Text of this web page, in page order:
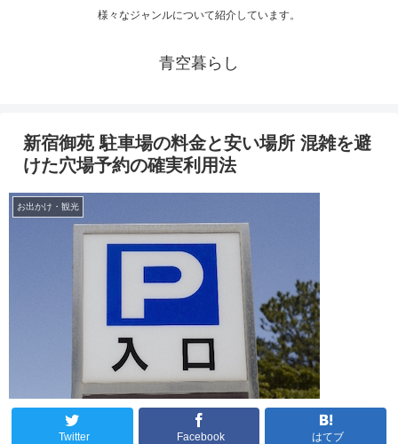
様々なジャンルについて紹介しています。
青空暮らし
新宿御苑 駐車場の料金と安い場所 混雑を避
けた穴場予約の確実利用法
お出かけ・観光
Twitter Facebook はてブ